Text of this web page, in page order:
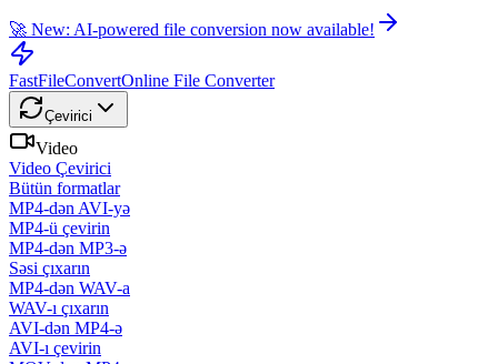
🚀 New: AI-powered file conversion now available!
FastFileConvertOnline File Converter
Çevirici
Video
Video Çevirici
Bütün formatlar
MP4-dən AVI-yə
MP4-ü çevirin
MP4-dən MP3-ə
Səsi çıxarın
MP4-dən WAV-a
WAV-ı çıxarın
AVI-dən MP4-ə
AVI-ı çevirin